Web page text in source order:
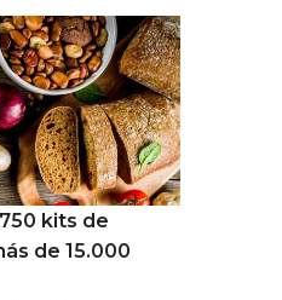
kits de
de 15.000